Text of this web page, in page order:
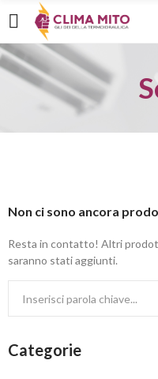
Non ci sono ancora
Resta in contatto! Altri
saranno stati aggiunti.
Categorie